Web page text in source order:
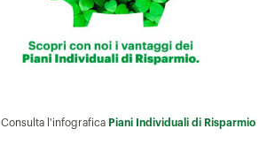
Consulta l'infografica Piani Individuali di Risparmio